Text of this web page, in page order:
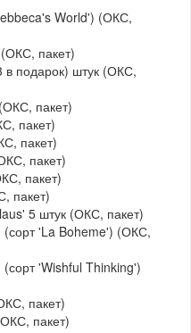
World') (ОКС,
пакет)
в подарок) штук (ОКС,
пакет)
пакет)
пакет)
пакет)
пакет)
пакет)
5 штук (ОКС, пакет)
'La Boheme') (ОКС,
'Wishful Thinking')
пакет)
пакет)